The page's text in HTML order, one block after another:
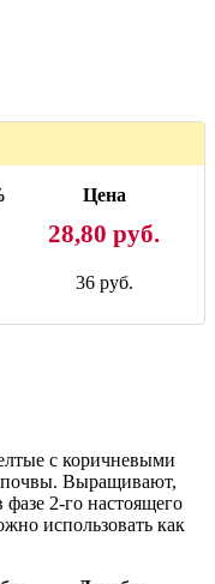
Цена
28,80 руб.
36 руб.
с коричневыми
почвы. Выращивают,
2-го настоящего
использовать как